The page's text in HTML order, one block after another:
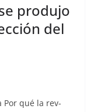
produjo
del
Por qué la rev­